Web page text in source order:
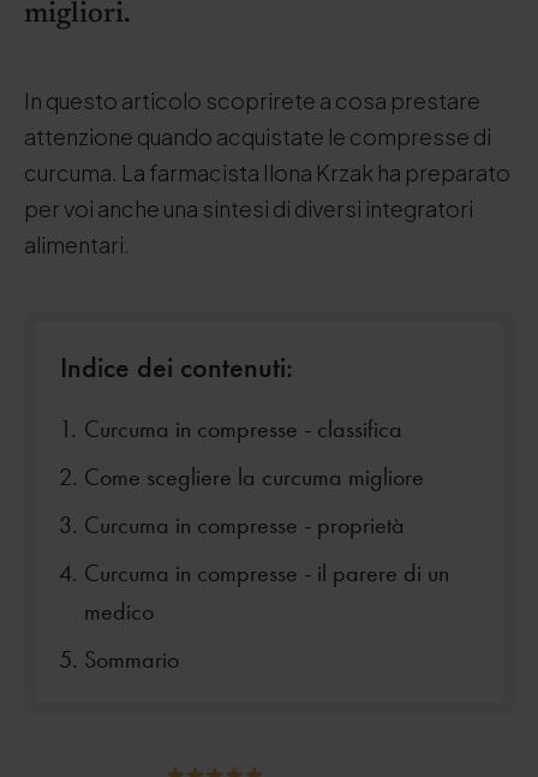
migliori.
In questo articolo scoprirete a cosa prestare
attenzione quando acquistate le compresse di
curcuma. La farmacista Ilona Krzak ha preparato
per voi anche una sintesi di diversi integratori
alimentari.
Indice dei contenuti:
Curcuma in compresse - classifica
Come scegliere la curcuma migliore
Curcuma in compresse - proprietà
Curcuma in compresse - il parere di un
medico
Sommario